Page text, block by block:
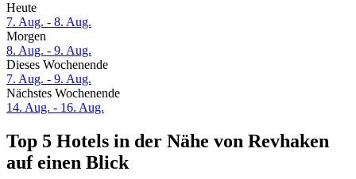
Heute
7. Aug. - 8. Aug.
Morgen
8. Aug. - 9. Aug.
Dieses Wochenende
7. Aug. - 9. Aug.
Nächstes Wochenende
14. Aug. - 16. Aug.
Top 5 Hotels in der Nähe von Revhaken
auf einen Blick